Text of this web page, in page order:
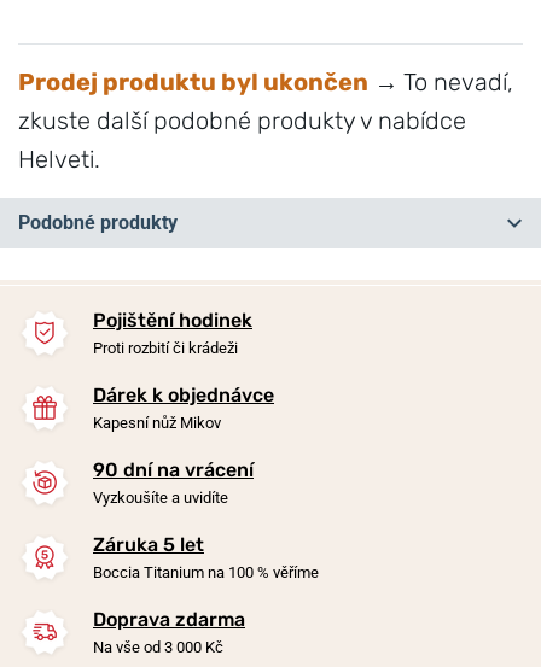
Prodej produktu byl ukončen → To nevadí,
zkuste další podobné produkty v nabídce
Helveti.
Podobné produkty
-20%
Náušnice Boccia Titanium
0581-02
Skladem
1 590 Kč
Pojištění hodinek
Proti rozbití či krádeži
Dárek k objednávce
Kapesní nůž Mikov
90 dní na vrácení
Vyzkoušíte a uvidíte
Záruka 5 let
Boccia Titanium na 100 % věříme
Doprava zdarma
Na vše od 3 000 Kč